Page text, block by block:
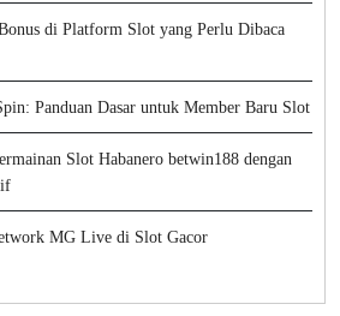
di Platform Slot yang Perlu Dibaca
Panduan Dasar untuk Member Baru Slot
Slot Habanero betwin188 dengan
MG Live di Slot Gacor